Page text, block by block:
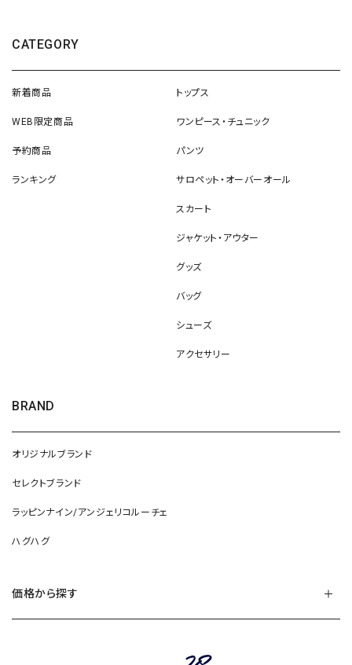
CATEGORY
新着商品
WEB限定商品
予約商品
ランキング
トップス
ワンピース・チュニック
パンツ
サロペット・オーバーオール
スカート
ジャケット・アウター
グッズ
バッグ
シューズ
アクセサリー
BRAND
オリジナルブランド
セレクトブランド
ラッピンナイン/アンジェリコルーチェ
ハグハグ
価格から探す